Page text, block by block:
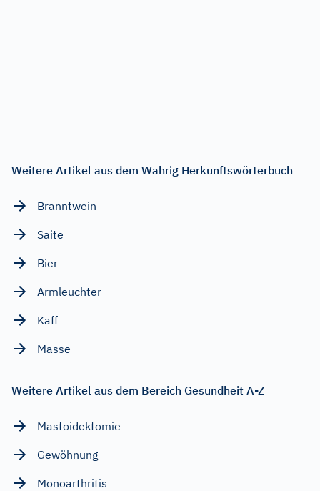
Weitere Artikel aus dem Wahrig Herkunftswörterbuch
Branntwein
Saite
Bier
Armleuchter
Kaff
Masse
Weitere Artikel aus dem Bereich Gesundheit A-Z
Mastoidektomie
Gewöhnung
Monoarthritis